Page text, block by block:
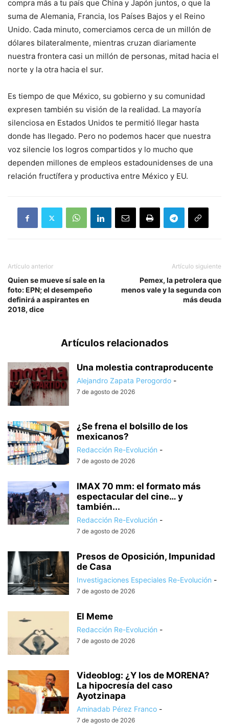
compra más a tu país que China y Japón juntos, o que la
suma de Alemania, Francia, los Países Bajos y el Reino
Unido. Cada minuto, comerciamos cerca de un millón de
dólares bilateralmente, mientras cruzan diariamente
nuestra frontera casi un millón de personas, mitad hacia el
norte y la otra hacia el sur.
Es tiempo de que México, su gobierno y su comunidad
expresen también su visión de la realidad. La mayoría
silenciosa en Estados Unidos te permitió llegar hasta
donde has llegado. Pero no podemos hacer que nuestra
voz silencie los logros compartidos y lo mucho que
dependen millones de empleos estadounidenses de una
relación fructífera y productiva entre México y EU.
Artículo anterior
Quien se mueve sí sale en la
foto: EPN; el desempeño
definirá a aspirantes en
2018, dice
Artículo siguiente
Pemex, la petrolera que
menos vale y la segunda con
más deuda
Artículos relacionados
Una molestia contraproducente
Alejandro Zapata Perogordo -
7 de agosto de 2026
¿Se frena el bolsillo de los
mexicanos?
Redacción Re-Evolución -
7 de agosto de 2026
IMAX 70 mm: el formato más
espectacular del cine… y
también...
Redacción Re-Evolución -
7 de agosto de 2026
Presos de Oposición, Impunidad
de Casa
Investigaciones Especiales Re-Evolución -
7 de agosto de 2026
El Meme
Redacción Re-Evolución -
7 de agosto de 2026
Videoblog: ¿Y los de MORENA?
La hipocresía del caso
Ayotzinapa
Aminadab Pérez Franco -
7 de agosto de 2026